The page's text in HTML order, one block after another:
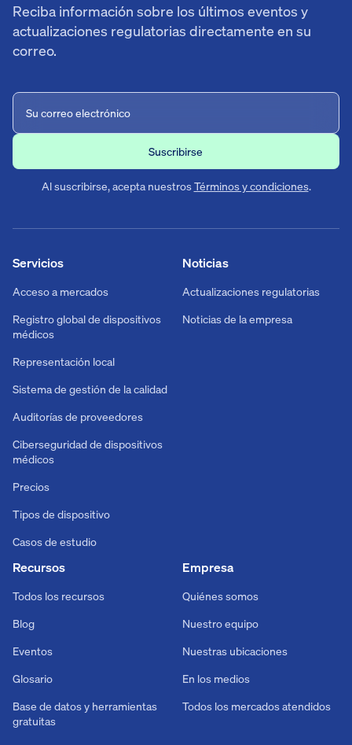
Reciba información sobre los últimos eventos y
actualizaciones regulatorias directamente en su
correo.
Al suscribirse, acepta nuestrosTérminos y condiciones.
Noticias
Actualizaciones regulatorias
Noticias de la empresa
Servicios
Acceso a mercados
Registro global de dispositivos
médicos
Representación local
Sistema de gestión de la calidad
Auditorías de proveedores
Ciberseguridad de dispositivos
médicos
Precios
Tipos de dispositivo
Casos de estudio
Recursos
Todos los recursos
Blog
Eventos
Glosario
Base de datos y herramientas
gratuitas
Empresa
Quiénes somos
Nuestro equipo
Nuestras ubicaciones
En los medios
Todos los mercados atendidos